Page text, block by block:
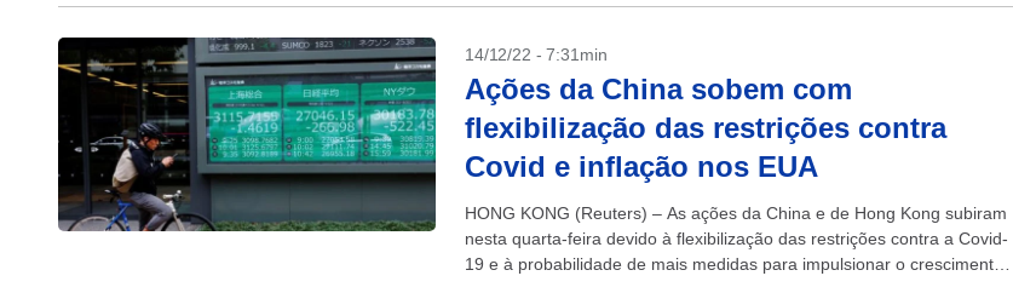
14/12/22 - 7:31min
Ações da China sobem com
flexibilização das restrições contra
Covid e inflação nos EUA
HONG KONG (Reuters) – As ações da China e de Hong Kong subiram
nesta quarta-feira devido à flexibilização das restrições contra a Covid-
19 e à probabilidade de mais medidas para impulsionar o crescimento